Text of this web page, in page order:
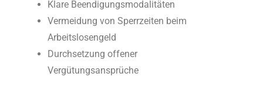
Klare Beendigungsmodalitäten
Vermeidung von Sperrzeiten beim
Arbeitslosengeld
Durchsetzung offener
Vergütungsansprüche